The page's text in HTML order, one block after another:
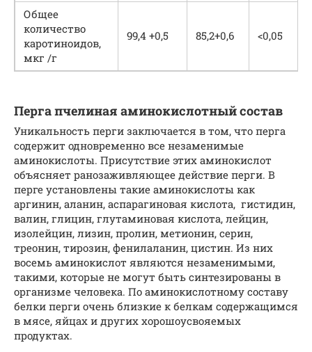
Общее
количество
каротиноидов,
мкг /г
99,4 +0,5 85,2+0,6 <0,05
Перга пчелиная аминокислотный состав
Уникальность перги заключается в том, что перга
содержит одновременно все незаменимые
аминокислоты. Присутствие этих аминокислот
объясняет ранозаживляющее действие перги. В
перге установлены такие аминокислоты как
аргинин, аланин, аспарагиновая кислота, гистидин,
валин, глицин, глутаминовая кислота, лейцин,
изолейцин, лизин, пролин, метионин, серин,
треонин, тирозин, фенилаланин, цистин. Из них
восемь аминокислот являются незаменимыми,
такими, которые не могут быть синтезированы в
организме человека. По аминокислотному составу
белки перги очень близкие к белкам содержащимся
в мясе, яйцах и других хорошоусвояемых
продуктах.